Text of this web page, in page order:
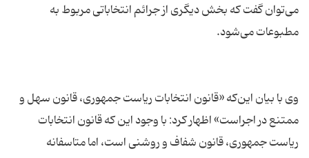
می‌توان گفت که بخش دیگری از جرائم انتخاباتی مربوط به
وی با بیان این‌که «قانون انتخابات ریاست جمهوری، قانون سهل و
ممتنع در اجراست» اظهار کرد: با وجود این که قانون انتخابات
ریاست جمهوری، قانون شفاف و روشنی است، اما متاسفانه